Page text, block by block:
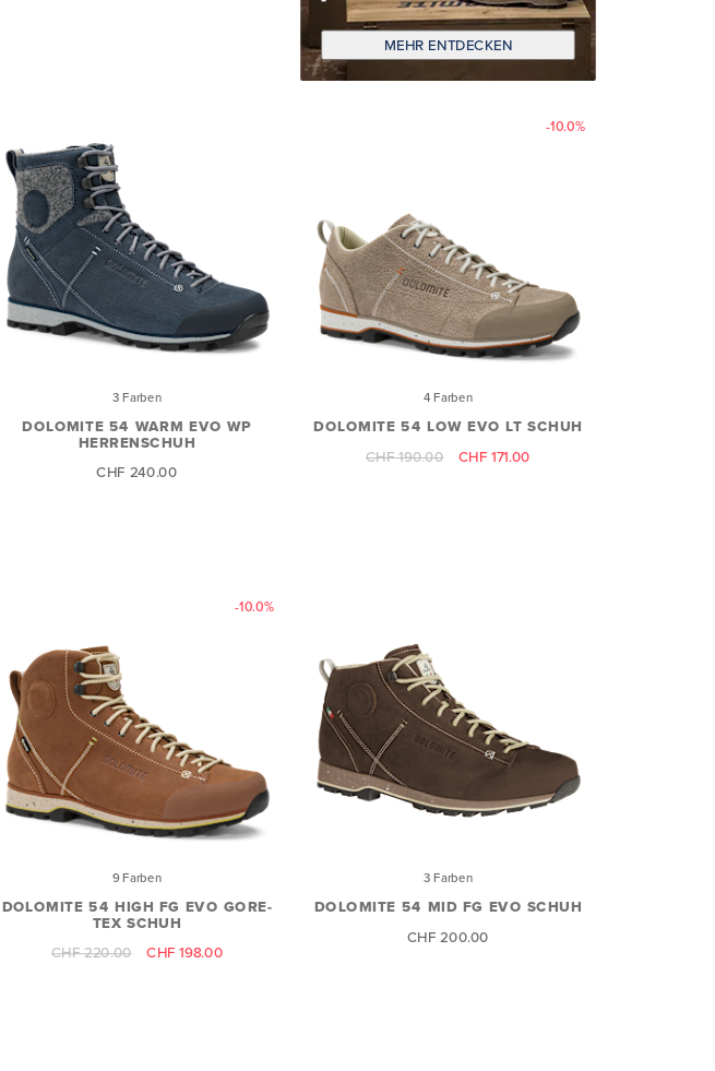
MEHR ENTDECKEN
3 Farben
DOLOMITE 54 WARM EVO WP
HERRENSCHUH
CHF 240.00
-10.0%
4 Farben
DOLOMITE 54 LOW EVO LT SCHUH
CHF 190.00
CHF 171.00
-10.0%
9 Farben
DOLOMITE 54 HIGH FG EVO GORE-
TEX SCHUH
CHF 220.00
CHF 198.00
3 Farben
DOLOMITE 54 MID FG EVO SCHUH
CHF 200.00